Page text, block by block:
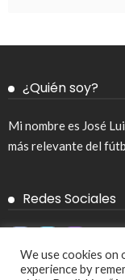
¿Quién soy?
Mi nombre es José
más relevante del
Redes Sociales
We use cookies
experience by